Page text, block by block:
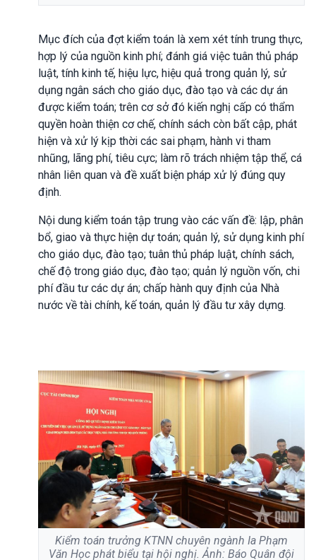
Mục đích của đợt kiểm toán là xem xét tính trung thực,
hợp lý của nguồn kinh phí; đánh giá việc tuân thủ pháp
luật, tính kinh tế, hiệu lực, hiệu quả trong quản lý, sử
dụng ngân sách cho giáo dục, đào tạo và các dự án
được kiểm toán; trên cơ sở đó kiến nghị cấp có thẩm
quyền hoàn thiện cơ chế, chính sách còn bất cập, phát
hiện và xử lý kịp thời các sai phạm, hành vi tham
nhũng, lãng phí, tiêu cực; làm rõ trách nhiệm tập thể, cá
nhân liên quan và đề xuất biện pháp xử lý đúng quy
định.
Nội dung kiểm toán tập trung vào các vấn đề: lập, phân
bổ, giao và thực hiện dự toán; quản lý, sử dụng kinh phí
cho giáo dục, đào tạo; tuân thủ pháp luật, chính sách,
chế độ trong giáo dục, đào tạo; quản lý nguồn vốn, chi
phí đầu tư các dự án; chấp hành quy định của Nhà
nước về tài chính, kế toán, quản lý đầu tư xây dựng.
Kiểm toán trưởng KTNN chuyên ngành Ia Phạm
Văn Học phát biểu tại hội nghị. Ảnh: Báo Quân đội